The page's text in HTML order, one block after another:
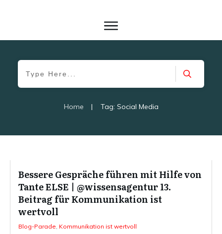
Home | Tag: Social Media
Bessere Gespräche führen mit Hilfe von
Tante ELSE | @wissensagentur 13.
Beitrag für Kommunikation ist
wertvoll
Blog-Parade Kommunikation ist wertvoll